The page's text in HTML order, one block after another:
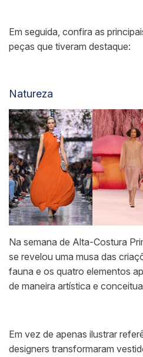
Em seguida, confira as
peças que tiveram destaque:
Natureza
Na semana de Alta-Costura
se revelou uma musa das
fauna e os quatro elementos
de maneira artística e
Em vez de apenas ilustrar
designers transformaram